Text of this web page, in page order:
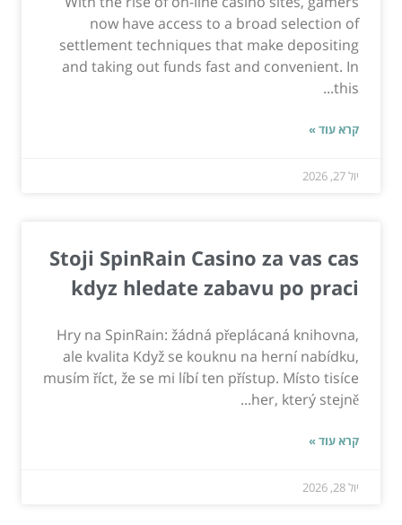
now have access to a broad selection of
settlement techniques that make depositing
and taking out funds fast and convenient. In
this...
קרא עוד »
יול 27, 2026
Stoji SpinRain Casino za vas cas
kdyz hledate zabavu po praci
Hry na SpinRain: žádná přeplácaná knihovna,
ale kvalita Když se kouknu na herní nabídku,
musím říct, že se mi líbí ten přístup. Místo tisíce
her, který stejně...
קרא עוד »
יול 28, 2026